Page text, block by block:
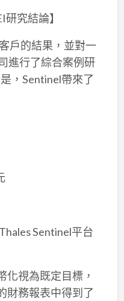
究結論】
戶的結果，並對一
進行了綜合案例研
，Sentinel帶來了
Sentinel平台
化視為既定目標，
財務報表中得到了